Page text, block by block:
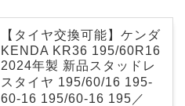
【タイヤ交換可能】ケンダ
KENDA KR36 195/60R16
2024年製 新品スタッドレ
スタイヤ 195/60/16 195-
60-16 195/60-16 195／